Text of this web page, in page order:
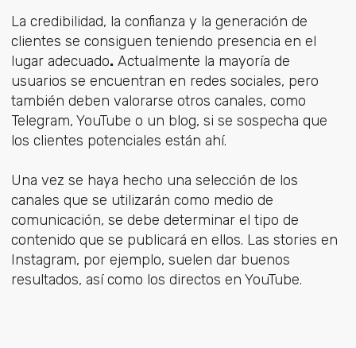
La credibilidad, la confianza y la generación de
clientes se consiguen teniendo presencia en el
lugar adecuado.Actualmente la mayoría de
usuarios se encuentran en redes sociales, pero
también deben valorarse otros canales, como
Telegram, YouTube o un blog, si se sospecha que
los clientes potenciales están ahí.
Una vez se haya hecho una selección de los
canales que se utilizarán como medio de
comunicación, se debe determinar el tipo de
contenido que se publicará en ellos. Las stories en
Instagram, por ejemplo, suelen dar buenos
resultados, así como los directos en YouTube.